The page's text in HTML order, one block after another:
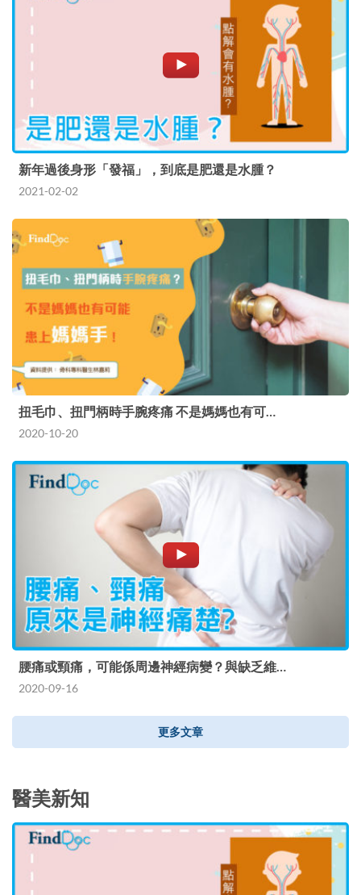
新年過後身形「發福」，到底是肥還是水腫？
2021-02-02
扭毛巾、扭門柄時手腕疼痛 不是媽媽也有可…
2020-10-20
腰痛或頸痛，可能係周邊神經病變？與缺乏維…
2020-09-16
更多文章
醫美新知